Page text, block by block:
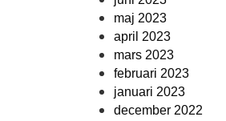
maj 2023
april 2023
mars 2023
februari 2023
januari 2023
december 2022